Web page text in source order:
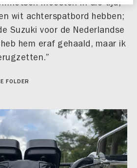
moesten in die tijd,
wit achterspatbord hebben;
Suzuki voor de Nederlandse
hem eraf gehaald, maar ik
FOLDER